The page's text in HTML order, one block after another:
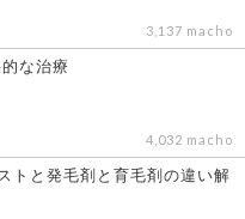
3,137 macho
な治療
4,032 macho
トと発毛剤と育毛剤の違い解